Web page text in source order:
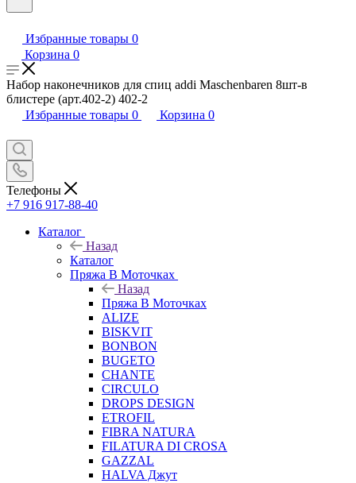
Избранные товары 0
Корзина 0
Набор наконечников для спиц addi Maschenbaren 8шт-в
блистере (арт.402-2) 402-2
Избранные товары 0 Корзина 0
Телефоны
+7 916 917-88-40
Каталог
Назад
Каталог
Пряжа В Моточках
Назад
Пряжа В Моточках
ALIZE
BISKVIT
BONBON
BUGETO
CHANTE
CIRCULO
DROPS DESIGN
ETROFIL
FIBRA NATURA
FILATURA DI CROSA
GAZZAL
HALVA Джут